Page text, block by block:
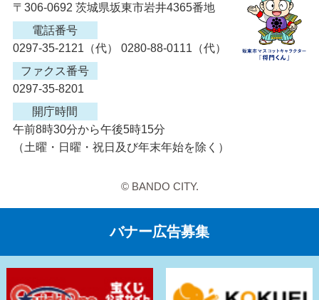
〒306-0692 茨城県坂東市岩井4365番地
電話番号
0297-35-2121（代） 0280-88-0111（代）
ファクス番号
0297-35-8201
開庁時間
午前8時30分から午後5時15分
（土曜・日曜・祝日及び年末年始を除く）
© BANDO CITY.
バナー広告募集